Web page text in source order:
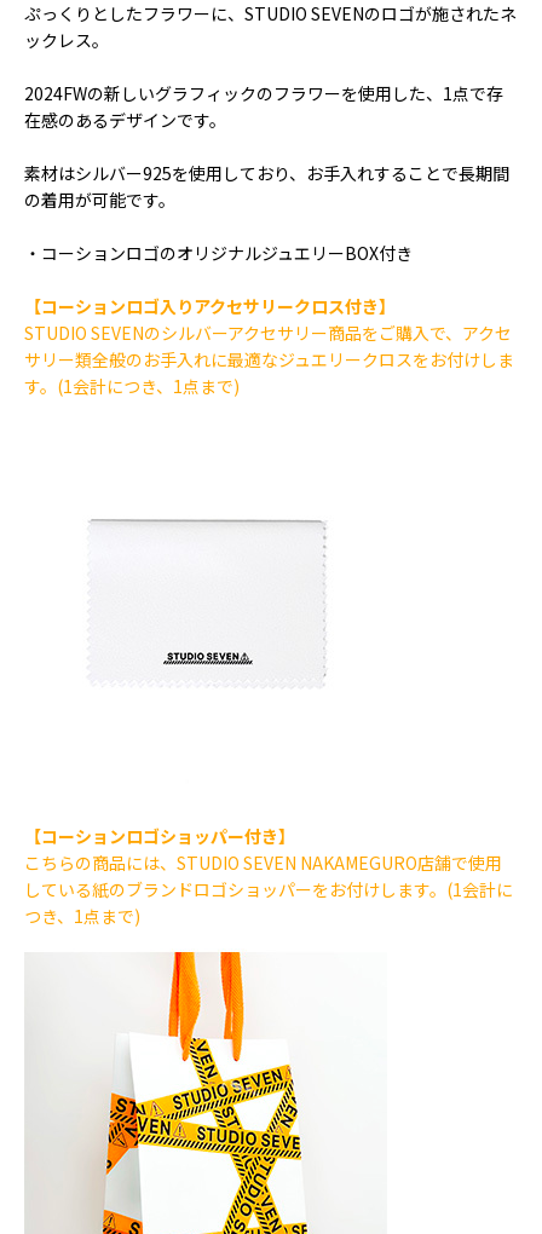
ぷっくりとしたフラワーに、STUDIO SEVENのロゴが施されたネ
ックレス。
2024FWの新しいグラフィックのフラワーを使用した、1点で存
在感のあるデザインです。
素材はシルバー925を使用しており、お手入れすることで長期間
の着用が可能です。
・コーションロゴのオリジナルジュエリーBOX付き
【コーションロゴ入りアクセサリークロス付き】
STUDIO SEVENのシルバーアクセサリー商品をご購入で、アクセ
サリー類全般のお手入れに最適なジュエリークロスをお付けしま
す。(1会計につき、1点まで)
【コーションロゴショッパー付き】
こちらの商品には、STUDIO SEVEN NAKAMEGURO店舗で使用
している紙のブランドロゴショッパーをお付けします。(1会計に
つき、1点まで)